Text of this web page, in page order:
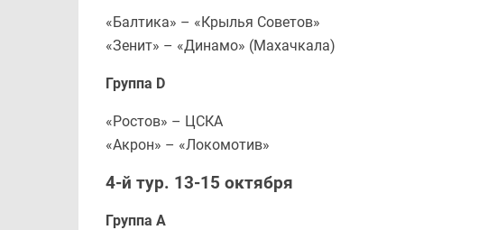
«Балтика» – «Крылья Советов»
«Зенит» – «Динамо» (Махачкала)
Группа D
«Ростов» – ЦСКА
«Акрон» – «Локомотив»
4-й тур. 13-15 октября
Группа А